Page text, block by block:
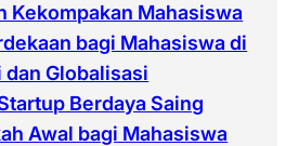
Kekompakan Mahasiswa
bagi Mahasiswa di
dan Globalisasi
Berdaya Saing
Awal bagi Mahasiswa